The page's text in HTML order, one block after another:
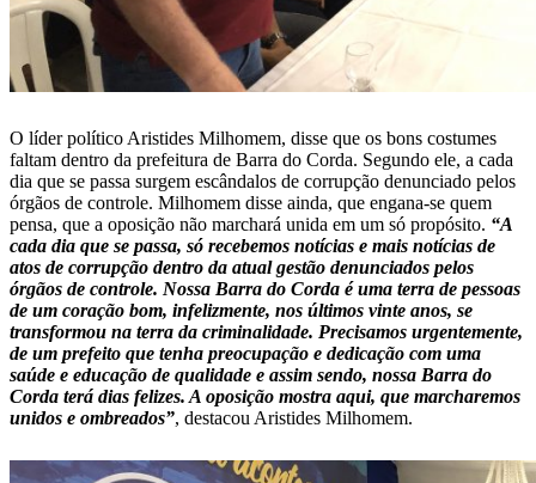
O líder político Aristides Milhomem, disse que os bons costumes
faltam dentro da prefeitura de Barra do Corda. Segundo ele, a cada
dia que se passa surgem escândalos de corrupção denunciado pelos
órgãos de controle. Milhomem disse ainda, que engana-se quem
pensa, que a oposição não marchará unida em um só propósito. “A
cada dia que se passa, só recebemos notícias e mais notícias de
atos de corrupção dentro da atual gestão denunciados pelos
órgãos de controle. Nossa Barra do Corda é uma terra de pessoas
de um coração bom, infelizmente, nos últimos vinte anos, se
transformou na terra da criminalidade. Precisamos urgentemente,
de um prefeito que tenha preocupação e dedicação com uma
saúde e educação de qualidade e assim sendo, nossa Barra do
Corda terá dias felizes. A oposição mostra aqui, que marcharemos
unidos e ombreados”, destacou Aristides Milhomem.